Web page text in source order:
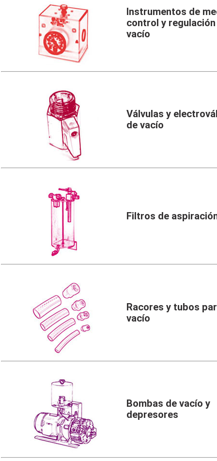
Instrumentos de
control y
vacío
Válvulas y
de vacío
Filtros de
Racores y tubos
vacío
Bombas de vacío y
depresores